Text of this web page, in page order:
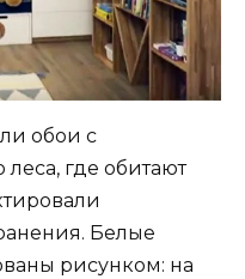
обои с
где обитают
Белые
рисунком: на